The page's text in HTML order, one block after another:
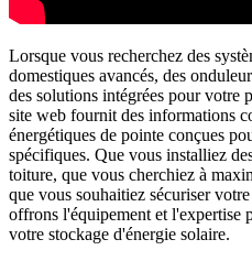
Lorsque vous recherchez des
domestiques avancés, des
des solutions intégrées pour votre
site web fournit des informations
énergétiques de pointe conçues
spécifiques. Que vous installiez
toiture, que vous cherchiez à
que vous souhaitiez sécuriser
offrons l'équipement et l'expertise
votre stockage d'énergie solaire.